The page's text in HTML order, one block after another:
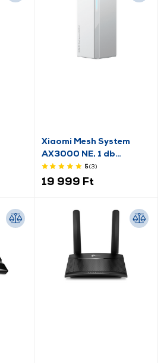
Xiaomi Mesh System
AX3000 NE, 1 db
(DVB4459GL)
5(3)
19 999 Ft